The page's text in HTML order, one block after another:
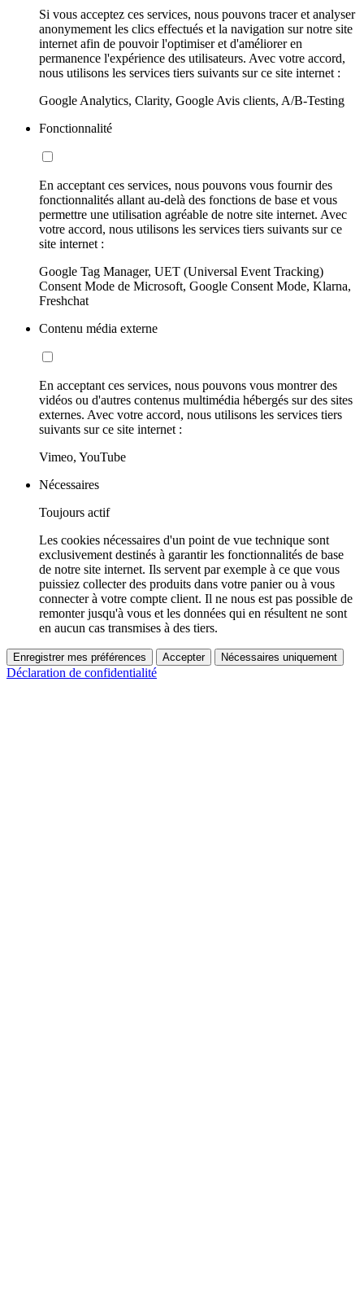
Si vous acceptez ces services, nous pouvons tracer et analyser
anonymement les clics effectués et la navigation sur notre site
internet afin de pouvoir l'optimiser et d'améliorer en
permanence l'expérience des utilisateurs. Avec votre accord,
nous utilisons les services tiers suivants sur ce site internet :
Google Analytics, Clarity, Google Avis clients, A/B-Testing
Fonctionnalité
En acceptant ces services, nous pouvons vous fournir des
fonctionnalités allant au-delà des fonctions de base et vous
permettre une utilisation agréable de notre site internet. Avec
votre accord, nous utilisons les services tiers suivants sur ce
site internet :
Google Tag Manager, UET (Universal Event Tracking)
Consent Mode de Microsoft, Google Consent Mode, Klarna,
Freshchat
Contenu média externe
En acceptant ces services, nous pouvons vous montrer des
vidéos ou d'autres contenus multimédia hébergés sur des sites
externes. Avec votre accord, nous utilisons les services tiers
suivants sur ce site internet :
Vimeo, YouTube
Nécessaires
Toujours actif
Les cookies nécessaires d'un point de vue technique sont
exclusivement destinés à garantir les fonctionnalités de base
de notre site internet. Ils servent par exemple à ce que vous
puissiez collecter des produits dans votre panier ou à vous
connecter à votre compte client. Il ne nous est pas possible de
remonter jusqu'à vous et les données qui en résultent ne sont
en aucun cas transmises à des tiers.
Enregistrer mes préférences Accepter Nécessaires uniquement
Déclaration de confidentialité